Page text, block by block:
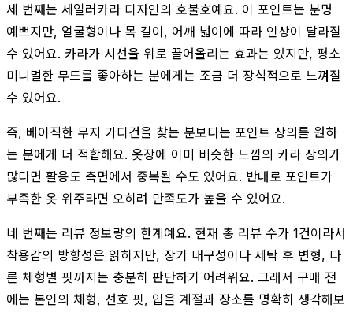
세 번째는 세일러카라 디자인의 호불호예요. 이 포인트는 분명
예쁘지만, 얼굴형이나 목 길이, 어깨 넓이에 따라 인상이 달라질
수 있어요. 카라가 시선을 위로 끌어올리는 효과는 있지만, 평소
미니멀한 무드를 좋아하는 분에게는 조금 더 장식적으로 느껴질
수 있어요.
즉, 베이직한 무지 가디건을 찾는 분보다는 포인트 상의를 원하
는 분에게 더 적합해요. 옷장에 이미 비슷한 느낌의 카라 상의가
많다면 활용도 측면에서 중복될 수도 있어요. 반대로 포인트가
부족한 옷 위주라면 오히려 만족도가 높을 수 있어요.
네 번째는 리뷰 정보량의 한계예요. 현재 총 리뷰 수가 1건이라서
착용감의 방향성은 읽히지만, 장기 내구성이나 세탁 후 변형, 다
른 체형별 핏까지는 충분히 판단하기 어려워요. 그래서 구매 전
에는 본인의 체형, 선호 핏, 입을 계절과 장소를 명확히 생각해보